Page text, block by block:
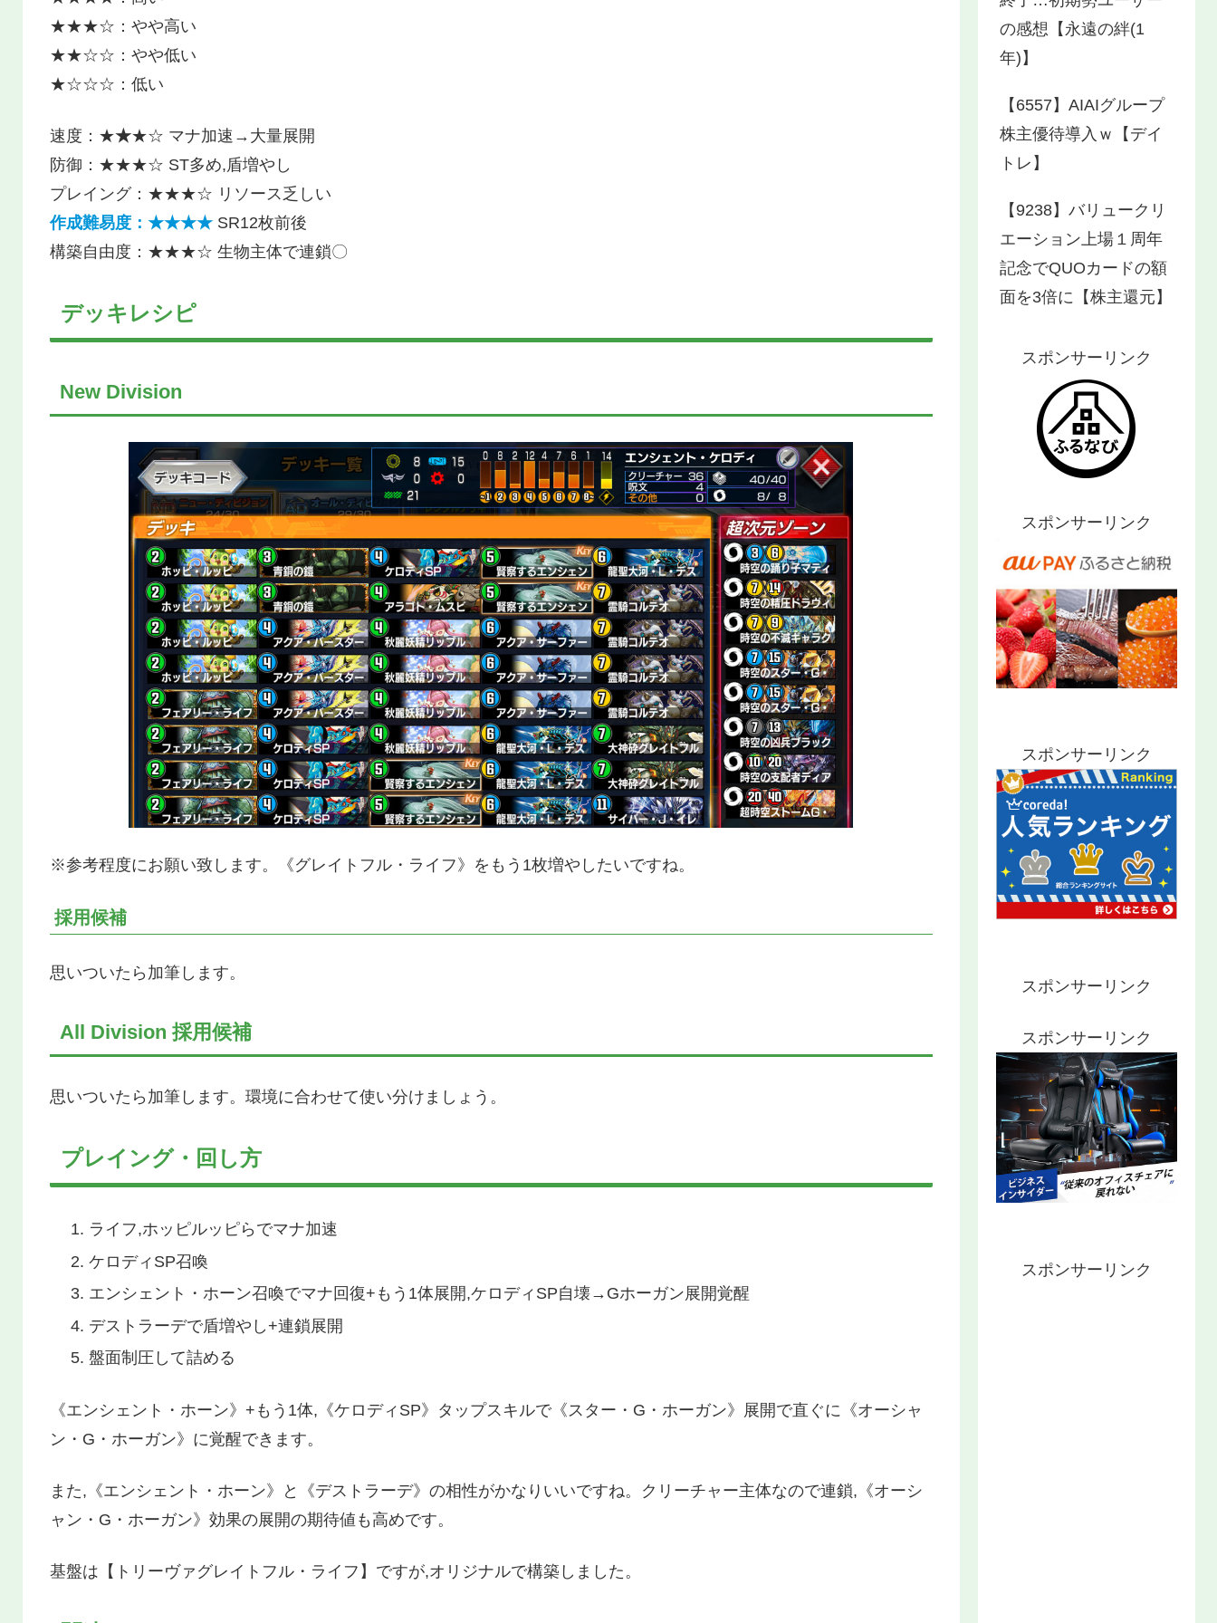
★★★☆：やや高い
★★☆☆：やや低い
★☆☆☆：低い
速度：★★★☆ マナ加速→大量展開
防御：★★★☆ ST多め,盾増やし
プレイング：★★★☆ リソース乏しい
作成難易度：★★★★ SR12枚前後
構築自由度：★★★☆ 生物主体で連鎖〇
デッキレシピ
New Division
※参考程度にお願い致します。《グレイトフル・ライフ》をもう1枚増やしたいですね。
採用候補
思いついたら加筆します。
All Division 採用候補
思いついたら加筆します。環境に合わせて使い分けましょう。
プレイング・回し方
ライフ,ホッピルッピらでマナ加速
ケロディSP召喚
エンシェント・ホーン召喚でマナ回復+もう1体展開,ケロディSP自壊→Gホーガン展開覚醒
デストラーデで盾増やし+連鎖展開
盤面制圧して詰める
《エンシェント・ホーン》+もう1体,《ケロディSP》タップスキルで《スター・G・ホーガン》展開で直ぐに《オーシャ
ン・G・ホーガン》に覚醒できます。
また,《エンシェント・ホーン》と《デストラーデ》の相性がかなりいいですね。クリーチャー主体なので連鎖,《オーシ
ャン・G・ホーガン》効果の展開の期待値も高めです。
基盤は【トリーヴァグレイトフル・ライフ】ですが,オリジナルで構築しました。
の感想【永遠の絆(1
年)】
【6557】AIAIグループ
株主優待導入ｗ【デイ
トレ】
【9238】バリュークリ
エーション上場１周年
記念でQUOカードの額
面を3倍に【株主還元】
スポンサーリンク
スポンサーリンク
スポンサーリンク
スポンサーリンク
スポンサーリンク
スポンサーリンク